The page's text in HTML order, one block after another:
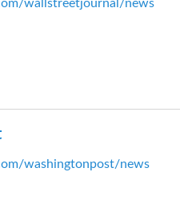
wallstreetjournal/news
washingtonpost/news